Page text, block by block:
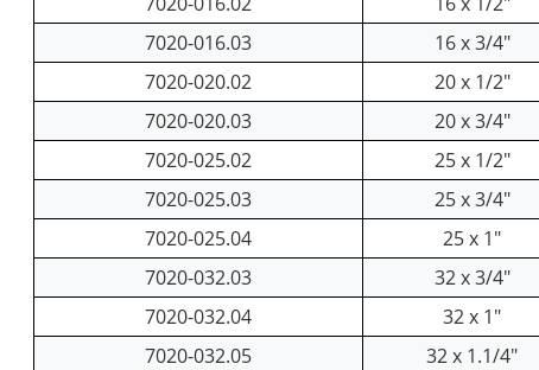
7020-016.03
16 x 3/4"
7020-020.02
20 x 1/2"
7020-020.03
20 x 3/4"
7020-025.02
25 x 1/2"
7020-025.03
25 x 3/4"
7020-025.04
25 x 1"
7020-032.03
32 x 3/4"
7020-032.04
32 x 1"
7020-032.05
32 x 1.1/4"